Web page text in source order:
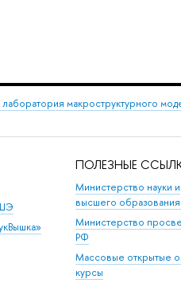
лаборатория макроструктурного
ПОЛЕЗНЫЕ
Министерство науки и
высшего
Министерство
РФ
Массовые открытые
курсы